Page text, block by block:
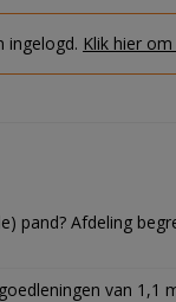
ingelogd. Klik hier
pand? Afdeling
van 1,1